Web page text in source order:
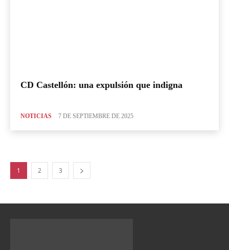
CD Castellón: una expulsión que indigna
NOTICIAS 7 DE SEPTIEMBRE DE 2025
1 2 3